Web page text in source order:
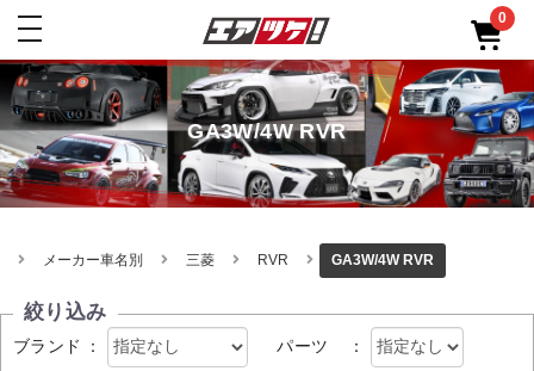
toggle
0
GA3W/4W RVR
メーカー車名別 三菱 RVR GA3W/4W RVR
絞り込み
ブランド ： パーツ ：